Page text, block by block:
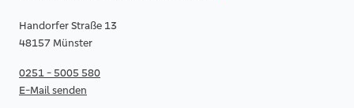
Handorfer Straße 13
48157 Münster
0251 - 5005 580
E-Mail senden